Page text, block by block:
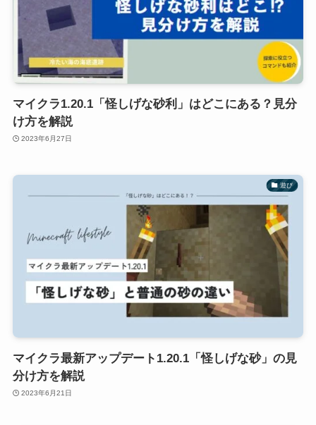
マイクラ1.20.1「怪しげな砂利」はどこにある？見分
け方を解説
2023年6月27日
遊び
マイクラ最新アップデート1.20.1「怪しげな砂」の見
分け方を解説
2023年6月21日